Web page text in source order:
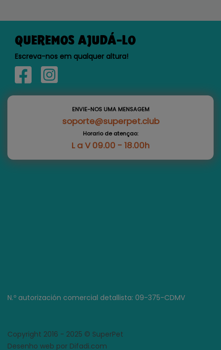
QUEREMOS AJUDÁ-LO
Escreva-nos em qualquer altura!
ENVIE-NOS UMA MENSAGEM
soporte@superpet.club
Horario de atençao:
L a V 09.00 - 18.00h
N.º autorización comercial detallista: 09-375-CDMV
Copyright 2016 - 2025 © SuperPet
Desenho web por Difadi.com